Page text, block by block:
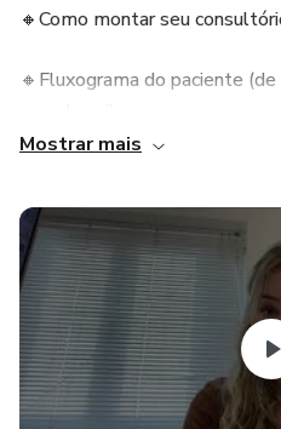
🔸Como montar seu
🔸Fluxograma do paciente
🔸Planos de tratamento:
🔸Primeiros investimentos em
🔸Como tratar sem aparelhos
🔸Prescrições dermatológicas
Mostrar mais